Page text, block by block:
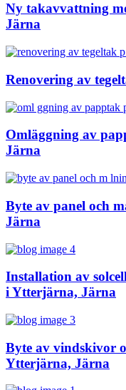
Ny takavvattning
Järna
Renovering av
Omläggning av
Järna
Byte av panel och
Järna
Installation av
i Ytterjärna, Järna
Byte av vindskivor
Ytterjärna, Järna